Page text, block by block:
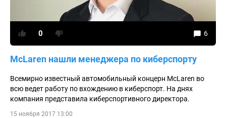
McLaren нашли менеджера по киберспорту
Всемирно известный автомобильный концерн McLaren во
всю ведет работу по вхождению в киберспорт. На днях
компания представила киберспортивного директора.
0 6
15 ноября 2017 13:00